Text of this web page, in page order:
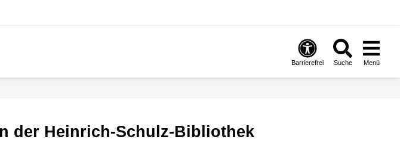
Barrierefrei Suche Menü
der Heinrich-Schulz-Bibliothek